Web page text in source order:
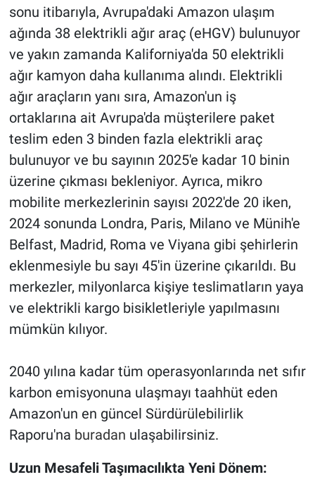
sonu itibarıyla, Avrupa'daki Amazon ulaşım
ağında 38 elektrikli ağır araç (eHGV) bulunuyor
ve yakın zamanda Kaliforniya'da 50 elektrikli
ağır kamyon daha kullanıma alındı. Elektrikli
ağır araçların yanı sıra, Amazon'un iş
ortaklarına ait Avrupa'da müşterilere paket
teslim eden 3 binden fazla elektrikli araç
bulunuyor ve bu sayının 2025'e kadar 10 binin
üzerine çıkması bekleniyor. Ayrıca, mikro
mobilite merkezlerinin sayısı 2022'de 20 iken,
2024 sonunda Londra, Paris, Milano ve Münih'e
Belfast, Madrid, Roma ve Viyana gibi şehirlerin
eklenmesiyle bu sayı 45'in üzerine çıkarıldı. Bu
merkezler, milyonlarca kişiye teslimatların yaya
ve elektrikli kargo bisikletleriyle yapılmasını
mümkün kılıyor.
2040 yılına kadar tüm operasyonlarında net sıfır
karbon emisyonuna ulaşmayı taahhüt eden
Amazon'un en güncel Sürdürülebilirlik
Raporu'na buradan ulaşabilirsiniz.
Uzun Mesafeli Taşımacılıkta Yeni Dönem: